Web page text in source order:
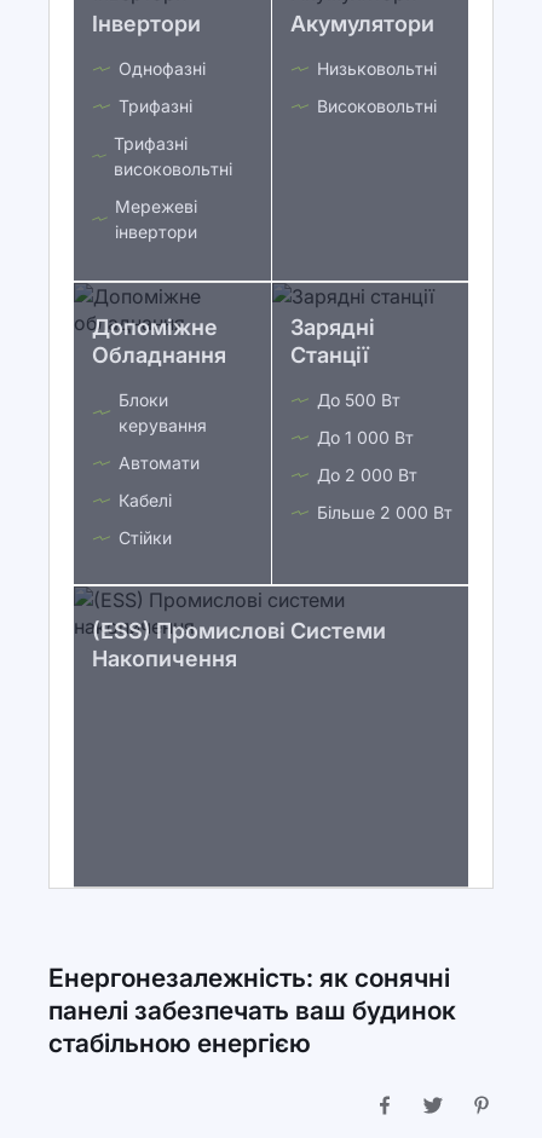
Інвертори
Однофазні
Трифазні
Трифазні
високовольтні
Мережеві
інвертори
Акумулятори
Низьковольтні
Високовольтні
Допоміжне
Обладнання
Блоки
керування
Автомати
Кабелі
Стійки
Зарядні
Станції
До 500 Вт
До 1 000 Вт
До 2 000 Вт
Більше 2 000 Вт
(ESS) Промислові Системи
Накопичення
Енергонезалежність: як сонячні
панелі забезпечать ваш будинок
стабільною енергією